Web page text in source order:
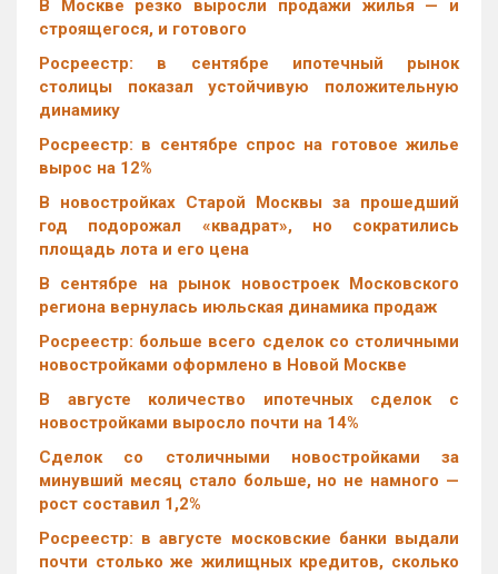
В Москве резко выросли продажи жилья — и
строящегося, и готового
Росреестр: в сентябре ипотечный рынок
столицы показал устойчивую положительную
динамику
Росреестр: в сентябре спрос на готовое жилье
вырос на 12%
В новостройках Старой Москвы за прошедший
год подорожал «квадрат», но сократились
площадь лота и его цена
В сентябре на рынок новостроек Московского
региона вернулась июльская динамика продаж
Росреестр: больше всего сделок со столичными
новостройками оформлено в Новой Москве
В августе количество ипотечных сделок с
новостройками выросло почти на 14%
Cделок со столичными новостройками за
минувший месяц стало больше, но не намного —
рост составил 1,2%
Росреестр: в августе московские банки выдали
почти столько же жилищных кредитов, сколько